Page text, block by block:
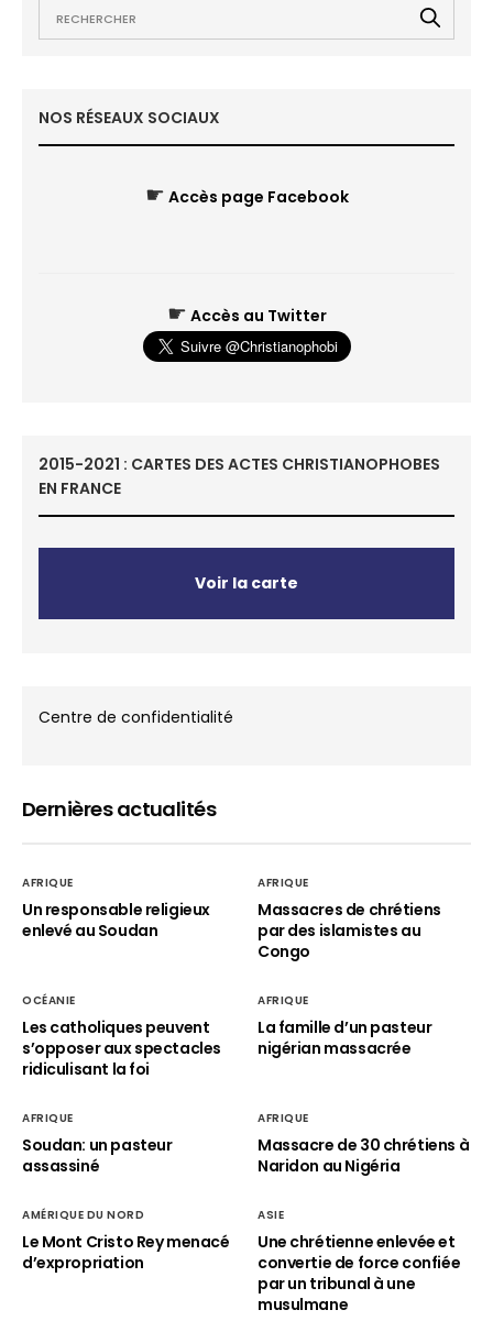
NOS RÉSEAUX SOCIAUX
☛ Accès page Facebook
☛ Accès au Twitter
2015-2021 : CARTES DES ACTES CHRISTIANOPHOBES
EN FRANCE
Voir la carte
Centre de confidentialité
Dernières actualités
AFRIQUE
Un responsable religieux
enlevé au Soudan
AFRIQUE
Massacres de chrétiens
par des islamistes au
Congo
OCÉANIE
Les catholiques peuvent
s’opposer aux spectacles
ridiculisant la foi
AFRIQUE
La famille d’un pasteur
nigérian massacrée
AFRIQUE
Soudan: un pasteur
assassiné
AFRIQUE
Massacre de 30 chrétiens à
Naridon au Nigéria
AMÉRIQUE DU NORD
Le Mont Cristo Rey menacé
d’expropriation
ASIE
Une chrétienne enlevée et
convertie de force confiée
par un tribunal à une
musulmane